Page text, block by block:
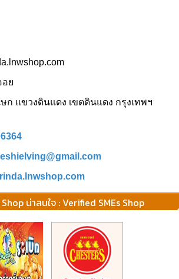
ย
ก แขวงดินแดง เขตดินแดง กรุงเทพฯ
Shop น่าสนใจ : Verified SMEs Shop